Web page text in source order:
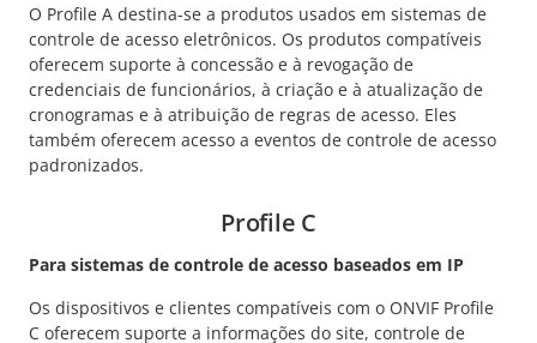
O Profile A destina-se a produtos usados em sistemas de
controle de acesso eletrônicos. Os produtos compatíveis
oferecem suporte à concessão e à revogação de
credenciais de funcionários, à criação e à atualização de
cronogramas e à atribuição de regras de acesso. Eles
também oferecem acesso a eventos de controle de acesso
padronizados.
Profile C
Para sistemas de controle de acesso baseados em IP
Os dispositivos e clientes compatíveis com o ONVIF Profile
C oferecem suporte a informações do site, controle de